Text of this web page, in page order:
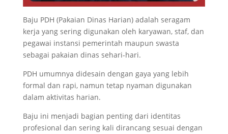
Baju PDH (Pakaian Dinas Harian) adalah seragam
kerja yang sering digunakan oleh karyawan, staf, dan
pegawai instansi pemerintah maupun swasta
sebagai pakaian dinas sehari-hari.
PDH umumnya didesain dengan gaya yang lebih
formal dan rapi, namun tetap nyaman digunakan
dalam aktivitas harian.
Baju ini menjadi bagian penting dari identitas
profesional dan sering kali dirancang sesuai dengan